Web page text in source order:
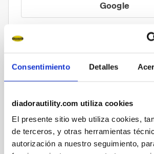
Consentimiento Detalles
diadorautility.com utiliza cookies
El presente sitio web utiliza cookies,
de terceros, y otras herramientas
autorización a nuestro seguimiento,
Ver tu pedido
Puedes ver el estado de tu pedido
y la dirección de correo electrónico.
Comprueba el estado del pedido
desiste
Google